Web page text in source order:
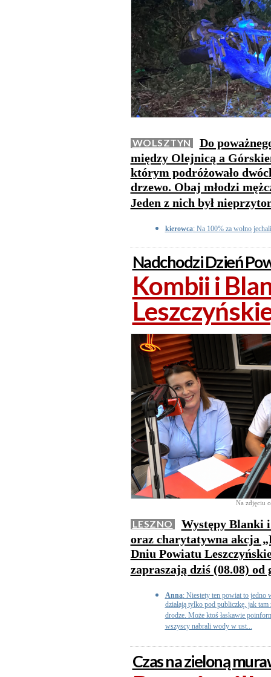
WOLSZTYN
Do
między Olejnicą a
którym podróżowało
drzewo. Obaj młodzi
Jeden z nich był
kierowca: Na 100% za wolno
Nadchodzi Dzień
Kombii i
Na zdjęciu
LESZNO
Występy Blanki
oraz charytatywna akcja
Dniu Powiatu
zapraszają dziś (08.08) od
Anna: Niestety ten powiat to jedno
działają tylko pod publiczkę, jak
drodze. Może ktoś łaskawie
wszyscy nabrali wody w ust...
Czas na zieloną